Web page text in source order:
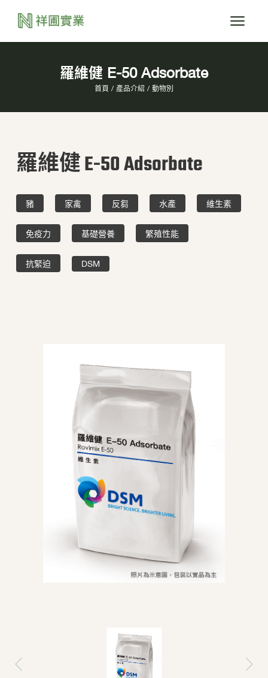
羅維健 E-50 Adsorbate
首頁 產品介紹 動物別
羅維健 E-50 Adsorbate
豬 家禽 反芻 水產 維生素
免疫力 基礎營養 繁殖性能
抗緊迫 DSM